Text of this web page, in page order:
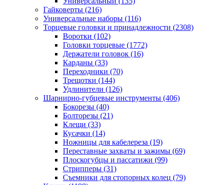
Гайковерты (216)
Универсальные наборы (116)
Торцевые головки и принадлежности (2308)
Воротки (102)
Головки торцевые (1772)
Держатели головок (16)
Карданы (33)
Переходники (70)
Трещотки (144)
Удлинители (126)
Шарнирно-губцевые инструменты (406)
Бокорезы (40)
Болторезы (21)
Клещи (33)
Кусачки (14)
Ножницы для кабелереза (19)
Переставные захваты и зажимы (69)
Плоскогубцы и пассатижи (99)
Стрипперы (31)
Съемники для стопорных колец (79)